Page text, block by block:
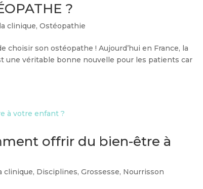
?
clinique,Ostéopathie
son ostéopathe ! Aujourd’hui en France, la
une véritable bonne nouvelle pour les patients car
offrir du bien-être à
clinique, Disciplines,Grossesse, Nourrisson